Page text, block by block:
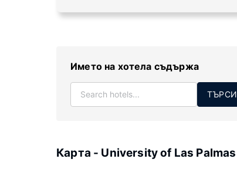
Името на хотела съдържа
ТЪРСИ
Карта - University of Las Palmas